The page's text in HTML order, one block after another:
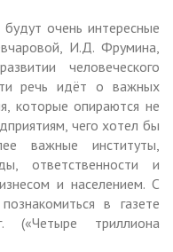
очень интересные
И.Д. Фрумина,
человеческого
речь идёт о важных
которые опираются не
чего хотел бы
важные институты,
ответственности и
и населением. С
в газете
(«Четыре триллиона